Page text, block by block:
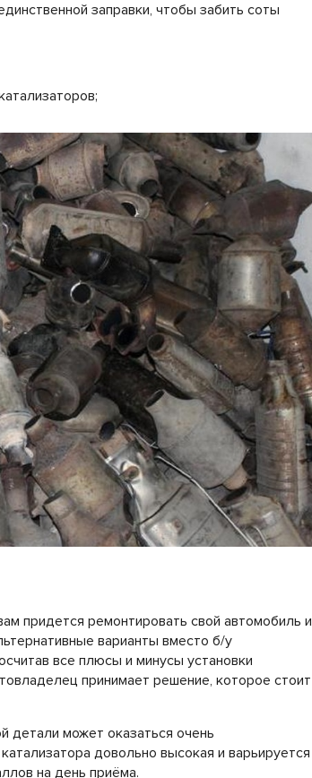
заправки, чтобы забить соты
придется ремонтировать свой автомобиль и
варианты вместо б/у
все плюсы и минусы установки
принимает решение, которое стоит
детали может оказаться очень
довольно высокая и варьируется
на день приёма.